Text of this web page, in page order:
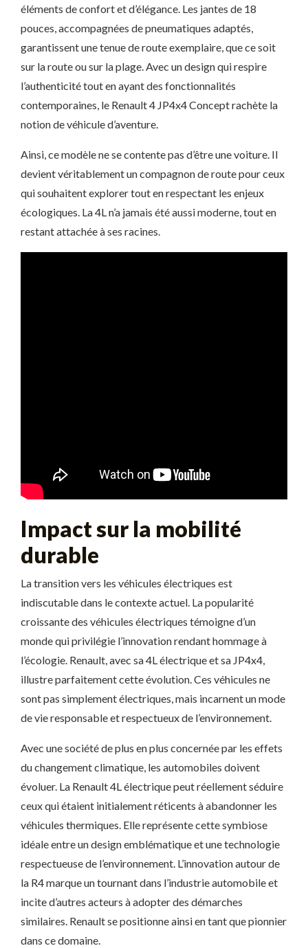
éléments de confort et d’élégance. Les jantes de 18
pouces, accompagnées de pneumatiques adaptés,
garantissent une tenue de route exemplaire, que ce soit
sur la route ou sur la plage. Avec un design qui respire
l’authenticité tout en ayant des fonctionnalités
contemporaines, le Renault 4 JP4x4 Concept rachète la
notion de véhicule d’aventure.
Ainsi, ce modèle ne se contente pas d’être une voiture. Il
devient véritablement un compagnon de route pour ceux
qui souhaitent explorer tout en respectant les enjeux
écologiques. La 4L n’a jamais été aussi moderne, tout en
restant attachée à ses racines.
Impact sur la mobilité
durable
La transition vers les véhicules électriques est
indiscutable dans le contexte actuel. La popularité
croissante des véhicules électriques témoigne d’un
monde qui privilégie l’innovation rendant hommage à
l’écologie. Renault, avec sa 4L électrique et sa JP4x4,
illustre parfaitement cette évolution. Ces véhicules ne
sont pas simplement électriques, mais incarnent un mode
de vie responsable et respectueux de l’environnement.
Avec une société de plus en plus concernée par les effets
du changement climatique, les automobiles doivent
évoluer. La Renault 4L électrique peut réellement séduire
ceux qui étaient initialement réticents à abandonner les
véhicules thermiques. Elle représente cette symbiose
idéale entre un design emblématique et une technologie
respectueuse de l’environnement. L’innovation autour de
la R4 marque un tournant dans l’industrie automobile et
incite d’autres acteurs à adopter des démarches
similaires. Renault se positionne ainsi en tant que pionnier
dans ce domaine.